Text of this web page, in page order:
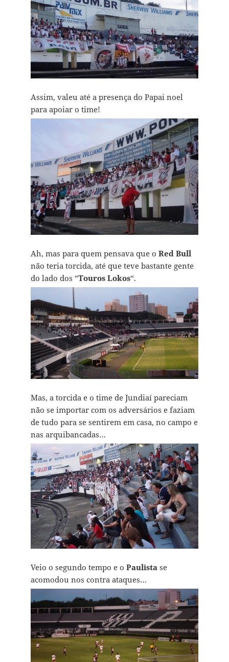
Assim, valeu até a presença do Papai noel
para apoiar o time!
Ah, mas para quem pensava que o Red Bull
não teria torcida, até que teve bastante gente
do lado dos “Touros Lokos“.
Mas, a torcida e o time de Jundiaí pareciam
não se importar com os adversários e faziam
de tudo para se sentirem em casa, no campo e
nas arquibancadas…
Veio o segundo tempo e o Paulista se
acomodou nos contra ataques…